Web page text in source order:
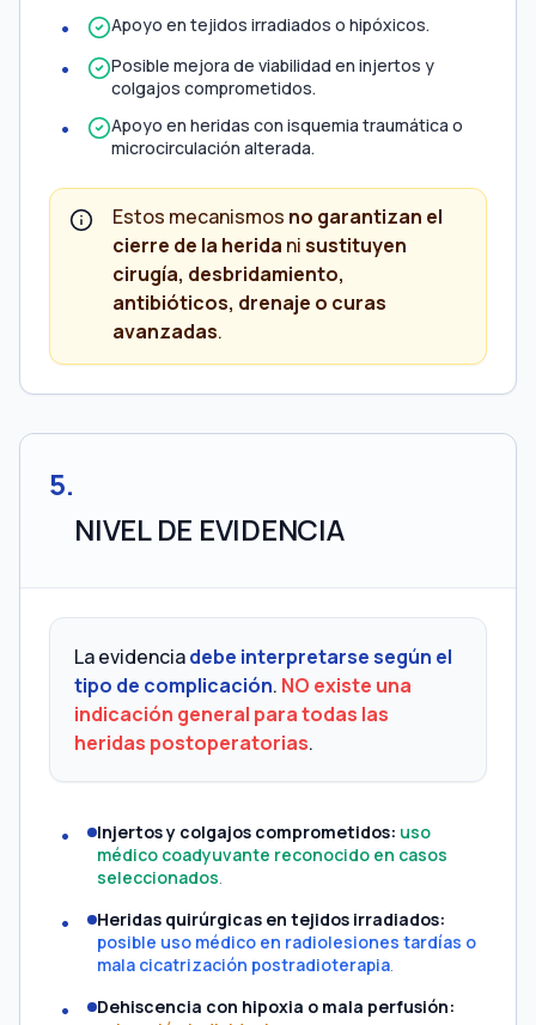
Apoyo en tejidos irradiados o hipóxicos.
Posible mejora de viabilidad en injertos y
colgajos comprometidos.
Apoyo en heridas con isquemia traumática o
microcirculación alterada.
Estos mecanismos no garantizan el
cierre de la herida nisustituyen
cirugía, desbridamiento,
antibióticos, drenaje o curas
avanzadas.
5.
NIVEL DE EVIDENCIA
La evidenciadebe interpretarse según el
tipo de complicación. NO existe una
indicación general para todas las
heridas postoperatorias.
Injertos y colgajos comprometidos: uso
médico coadyuvante reconocido en casos
seleccionados.
Heridas quirúrgicas en tejidos irradiados:
posible uso médico en radiolesiones tardías o
mala cicatrización postradioterapia.
Dehiscencia con hipoxia o mala perfusión: